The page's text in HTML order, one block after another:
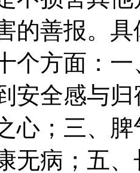
的善报。
个方面：
安全感与
心；三、
无病；五